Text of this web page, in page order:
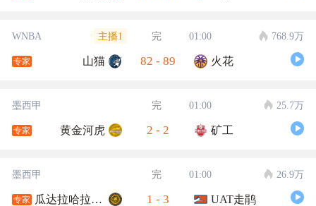
WNBA 主播1 完 01:00 768.9万
专家 山猫 82 - 89 火花
墨西甲 完 01:00 25.7万
专家 黄金河虎 2 - 2 矿工
墨西甲 完 01:00 26.9万
专家 瓜达拉哈拉大学 1 - 3 UAT走鹃